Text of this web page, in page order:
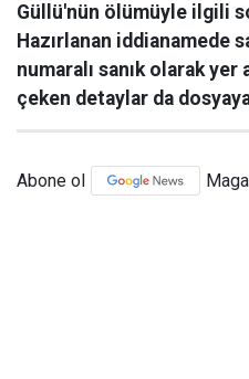
Güllü'nün ölümüyle ilgili
Hazırlanan iddianamede
numaralı sanık olarak
çeken detaylar da
Abone ol